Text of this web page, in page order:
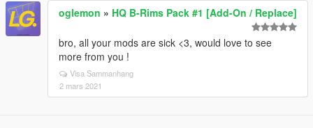
oglemon » HQ B-Rims Pack #1 [Add-On / Replace]
bro, all your mods are sick <3, would love to see
more from you !
Visa Sammanhang
2 mars 2021